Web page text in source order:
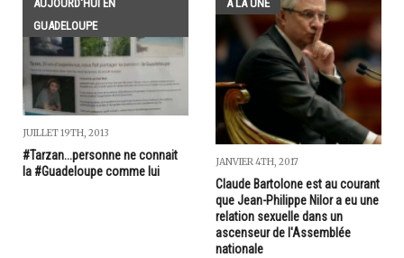
AUJOURD'HUI EN
GUADELOUPE
JUILLET 19TH, 2013
#Tarzan...personne ne connait
la #Guadeloupe comme lui
A LA UNE
JANVIER 4TH, 2017
Claude Bartolone est au courant
que Jean-Philippe Nilor a eu une
relation sexuelle dans un
ascenseur de l'Assemblée
nationale